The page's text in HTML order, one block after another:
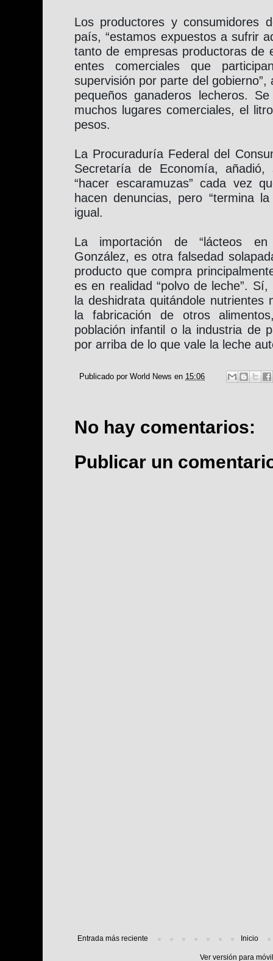
Los productores y consumidores
país, “estamos expuestos a sufrir
tanto de empresas productoras de
entes comerciales que
supervisión por parte del
pequeños ganaderos lecheros.
muchos lugares comerciales, el
pesos.
La Procuraduría Federal del
Secretaría de Economía,
“hacer escaramuzas” cada vez
hacen denuncias, pero “termina
igual.
La importación de “lácteos en
González, es otra falsedad
producto que compra
es en realidad “polvo de leche”.
la deshidrata quitándole nutrientes
la fabricación de otros
población infantil o la industria de
por arriba de lo que vale la leche
Publicado por World News en 15:06
No hay comentarios:
Publicar un
Entrada más reciente Inicio
Ver versión para